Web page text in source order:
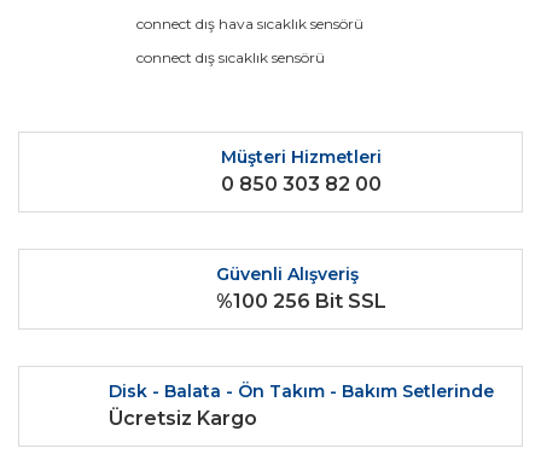
Bu ürüne ilk yorumu siz yapın!
kullanarak tarafımıza iletebilirsiniz.
Görüş ve önerileriniz için teşekkür ederiz.
Ürün açıklamasında eksik bilgiler bulunuyor.
Ürün bilgilerinde hatalar bulunuyor.
Ürün fiyatı diğer sitelerden daha pahalı.
Bu ürüne benzer farklı alternatifler olmalı.
Gönder
connect dış hava sıcaklık sensörü
connect dış sıcaklık sensörü
Müşteri Hizmetleri
0 850 303 82 00
Güvenli Alışveriş
%100 256 Bit SSL
Disk - Balata - Ön Takım - Bakım Setlerinde
Ücretsiz Kargo